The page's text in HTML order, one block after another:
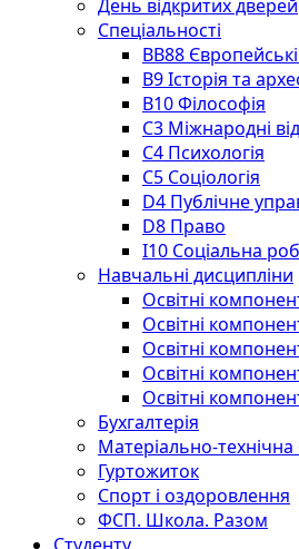
День відкритих дверей
Спеціальності
BВ88 Європейські
B9 Історія та
B10 Філософія
C3 Міжнародні
C4 Психологія
С5 Соціологія
D4 Публічне
D8 Право
I10 Соціальна
Навчальні дисципліни
Освітні
Освітні
Освітні
Освітні
Освітні
Бухгалтерія
Матеріально-технічна
Гуртожиток
Спорт і оздоровлення
ФСП. Школа. Разом